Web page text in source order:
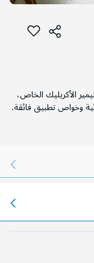
الأكريليك الخاص،
وخواص تطبيق فائقة.